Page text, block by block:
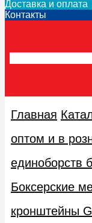
Доставка и оплата
Контакты
Главная
оптом и в
единоборств
Боксерские
кронштейны